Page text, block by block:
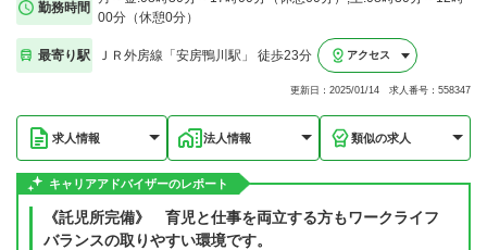
勤務時間
00分（休憩0分）
最寄り駅 ＪＲ外房線「安房鴨川駅」 徒歩23分 アクセス
更新日：2025/01/14 求人番号：558347
求人情報 法人情報 類似の求人
キャリアアドバイザーのレポート
《託児所完備》 育児と仕事を両立する方もワークライフ
バランスの取りやすい環境です。